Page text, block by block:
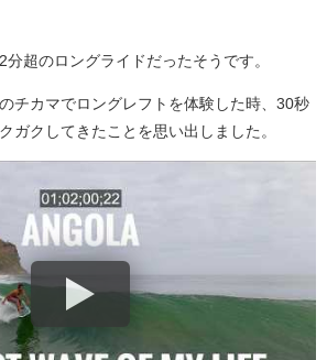
超のロングライドだったそうです。
チカマでロングレフトを体験した時、30秒
ガクしてきたことを思い出しました。